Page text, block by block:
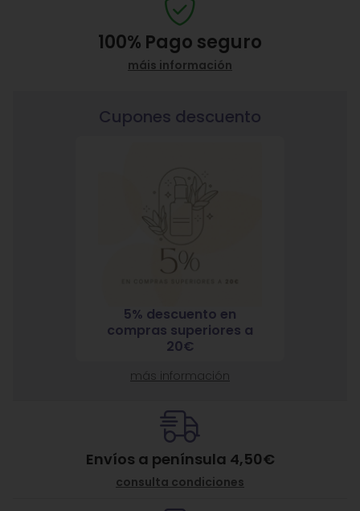
100% Pago seguro
máis información
Cupones descuento
5% descuento en
compras superiores a
20€
más información
Envíos a península 4,50€
consulta condiciones